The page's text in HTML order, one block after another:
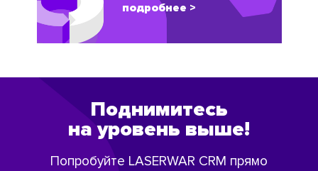
подробнее >
Поднимитесь
на уровень выше!
Попробуйте LASERWAR CRM прямо